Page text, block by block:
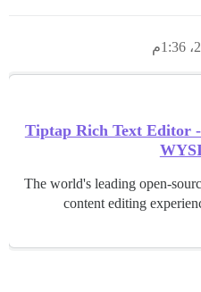
Tiptap Rich Text Editor -
The world's leading open-
content editing